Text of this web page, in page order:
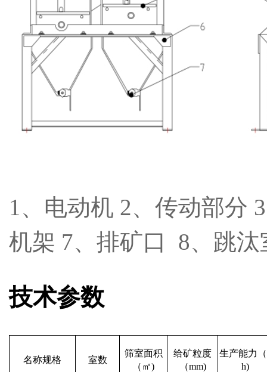
1、 电动机 2、传动部分
机架 7、排矿口 8、跳汰
技术参数
名称规格 室数
筛室面积
（㎡)
给矿粒度
（mm)
生产能力（
h)